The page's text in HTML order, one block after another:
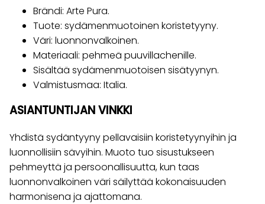
Brändi: Arte Pura.
Tuote: sydämenmuotoinen koristetyyny.
Väri: luonnonvalkoinen.
Materiaali: pehmeä puuvillachenille.
Sisältää sydämenmuotoisen sisätyynyn.
Valmistusmaa: Italia.
ASIANTUNTIJAN VINKKI
Yhdistä sydäntyyny pellavaisiin koristetyynyihin ja
luonnollisiin sävyihin. Muoto tuo sisustukseen
pehmeyttä ja persoonallisuutta, kun taas
luonnonvalkoinen väri säilyttää kokonaisuuden
harmonisena ja ajattomana.